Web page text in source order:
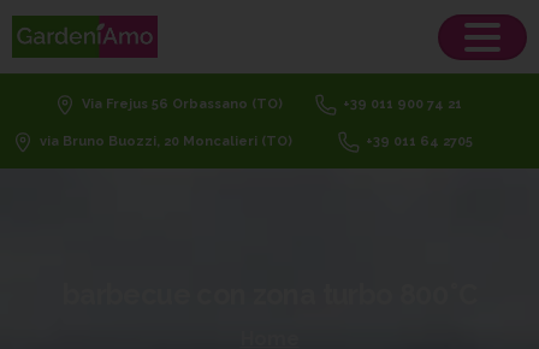
Via Frejus 56 Orbassano (TO) +39 011 900 74 21
via Bruno Buozzi, 20 Moncalieri (TO) +39 011 64 2705